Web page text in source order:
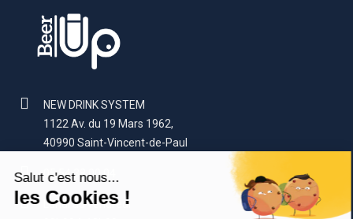
NEW DRINK SYSTEM
1122 Av. du 19 Mars 1962,
40990 Saint-Vincent-de-Paul
05.54.38.00.04
Lundi au vendredi